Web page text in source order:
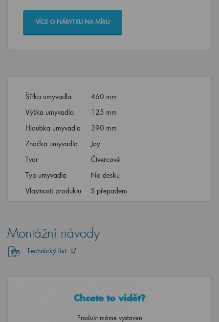
VÍCE O NÁBYTKU NA MÍRU
Šířka umyvadla
460 mm
Výška umyvadla
125 mm
Hloubka umyvadla
390 mm
Značka umyvadla
Joy
Tvar
Čtvercové
Typ umyvadla
Na desku
Vlastnosti produktu
S přepadem
Montážní návody
Technický list
Chcete to vidět?
Produkt máme vystaven